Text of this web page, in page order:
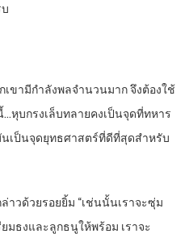
ขามีกำลังพลจำนวนมาก จึงต้องใช้
หุบกรงเล็บทลายคงเป็นจุดที่ทหาร
เป็นจุดยุทธศาสตร์ที่ดีที่สุดสำหรับ
วด้วยรอยยิ้ม “เช่นนั้นเราจะซุ่ม
มธงและลูกธนูให้พร้อม เราจะ